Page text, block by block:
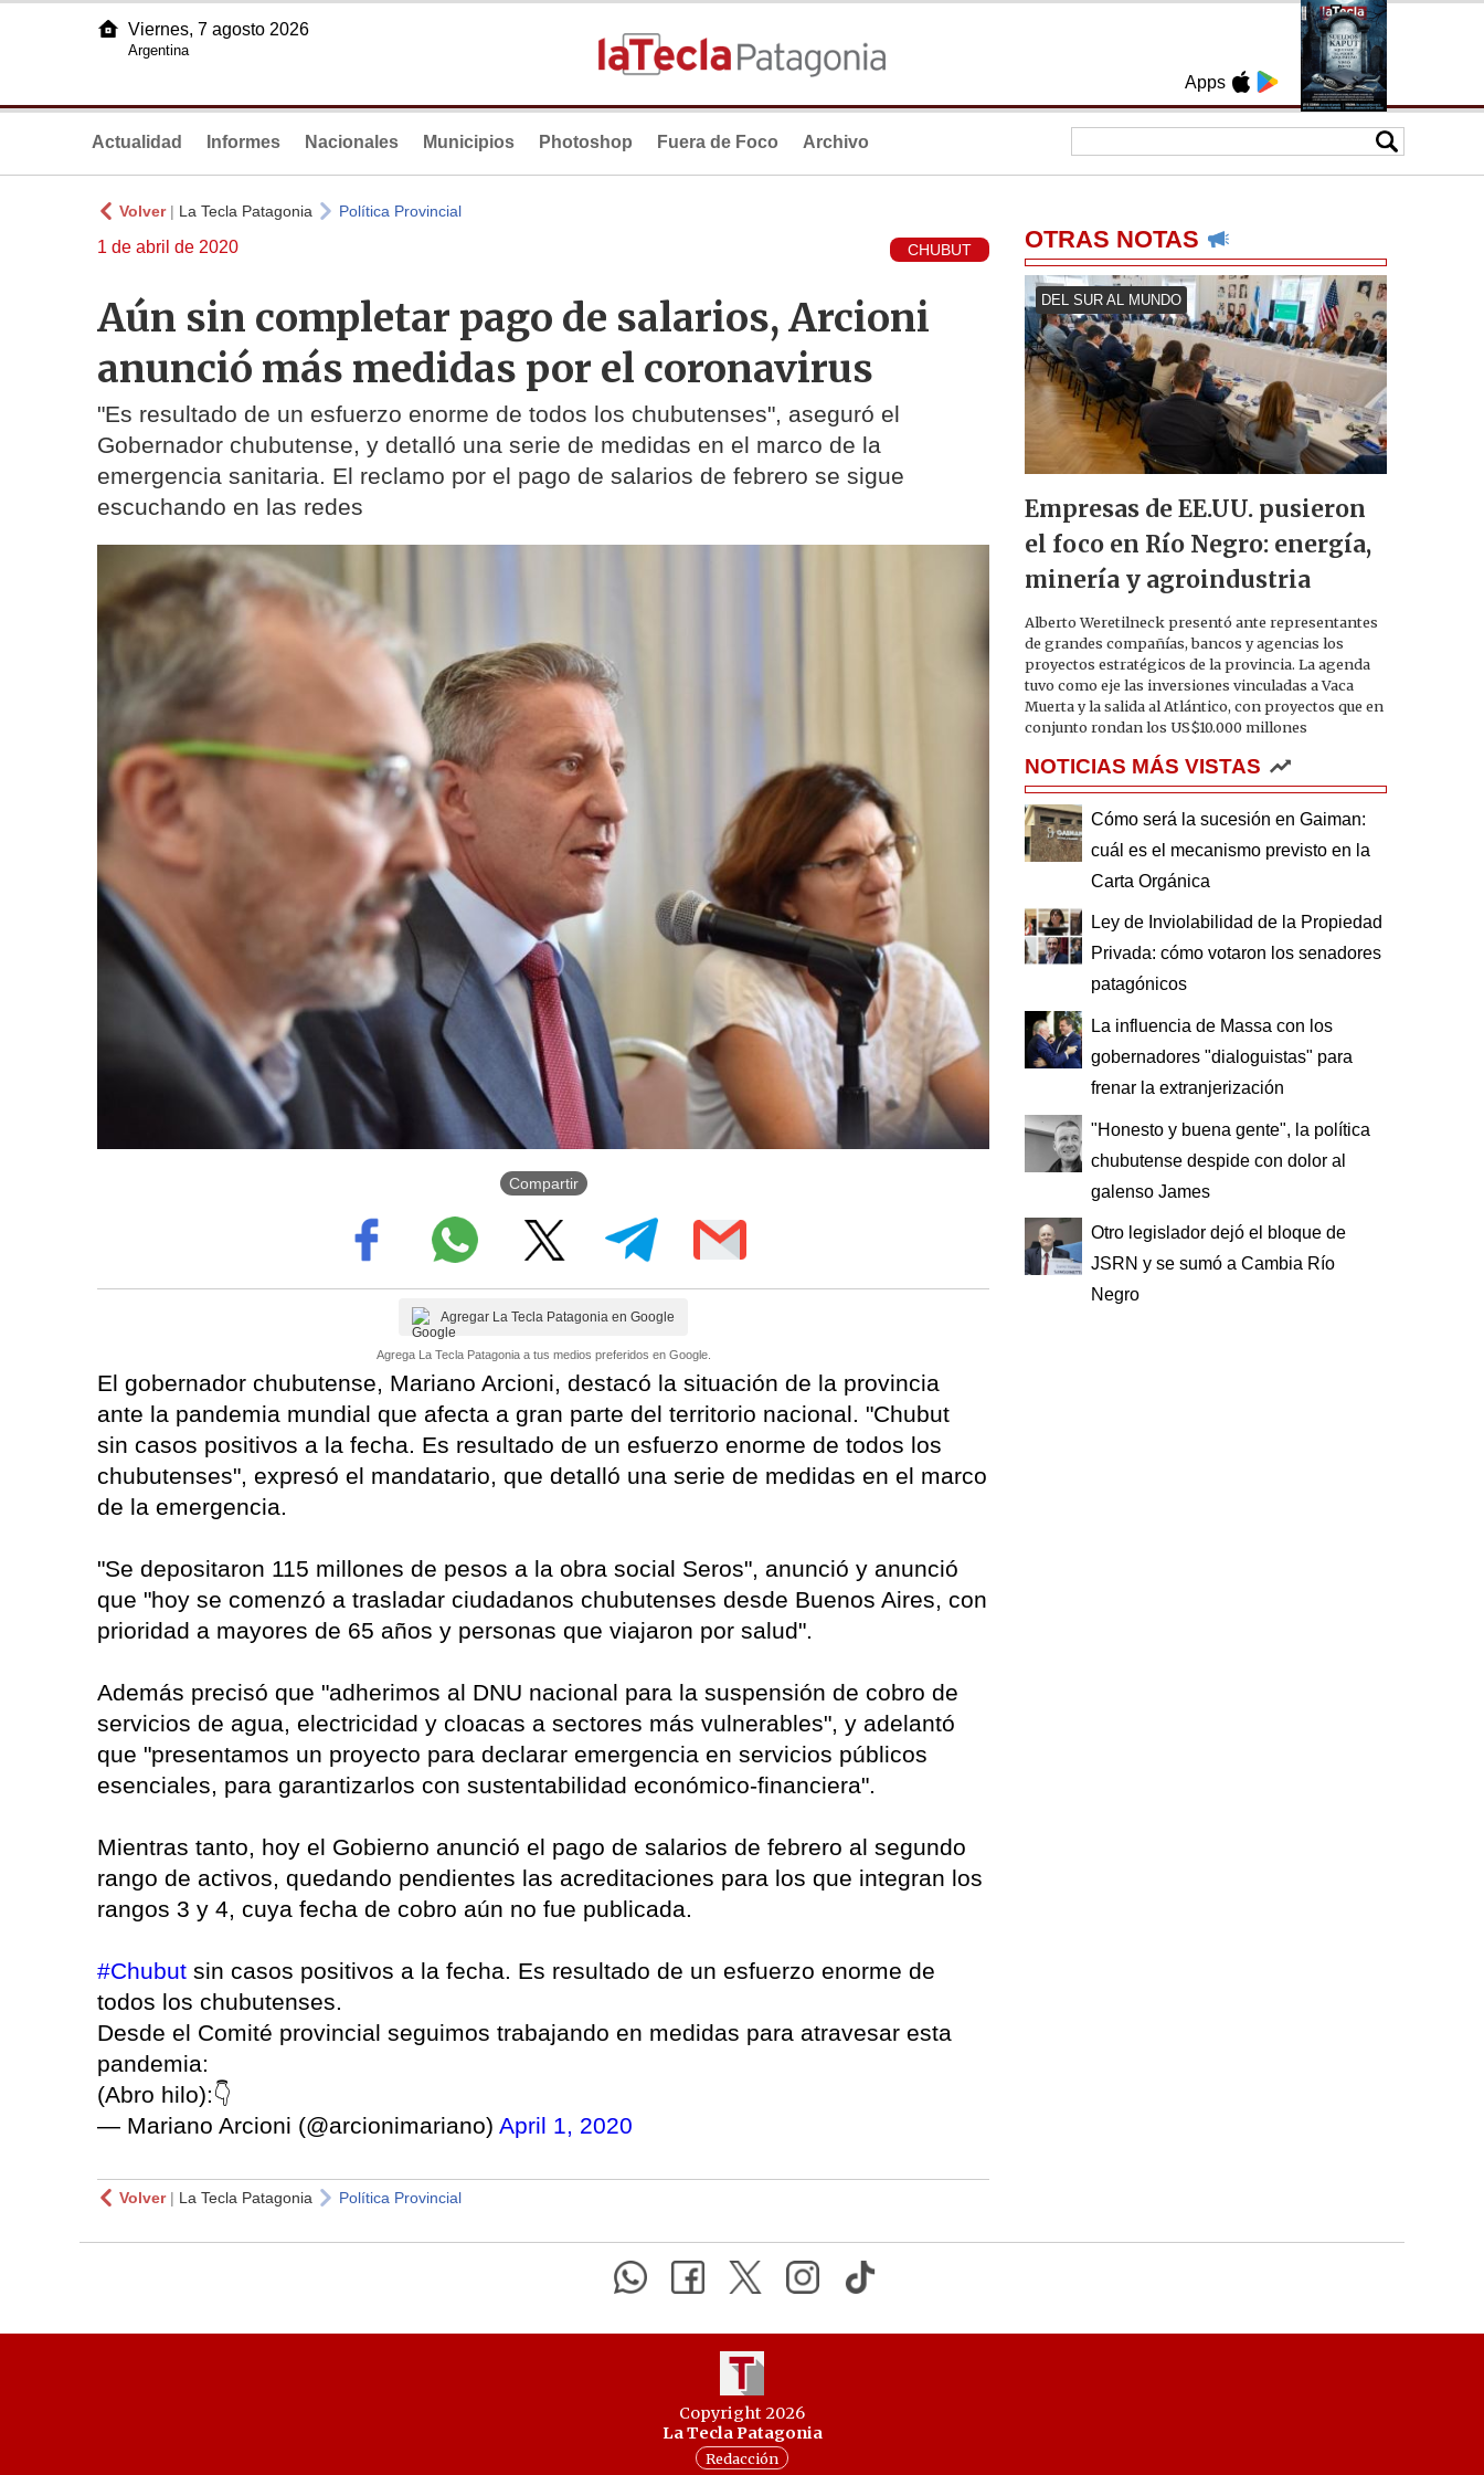
Apps
Viernes, 7 agosto 2026
Argentina
Actualidad Informes Nacionales Municipios Photoshop Fuera de Foco Archivo
Volver| La Tecla Patagonia Política Provincial
1 de abril de 2020 CHUBUT
Aún sin completar pago de salarios, Arcioni
anunció más medidas por el coronavirus
"Es resultado de un esfuerzo enorme de todos los chubutenses", aseguró el
Gobernador chubutense, y detalló una serie de medidas en el marco de la
emergencia sanitaria. El reclamo por el pago de salarios de febrero se sigue
escuchando en las redes
Compartir
Agregar La Tecla Patagonia en Google
Agrega La Tecla Patagonia a tus medios preferidos en Google.
El gobernador chubutense, Mariano Arcioni, destacó la situación de la provincia
ante la pandemia mundial que afecta a gran parte del territorio nacional. "Chubut
sin casos positivos a la fecha. Es resultado de un esfuerzo enorme de todos los
chubutenses", expresó el mandatario, que detalló una serie de medidas en el marco
de la emergencia.
"Se depositaron 115 millones de pesos a la obra social Seros", anunció y anunció
que "hoy se comenzó a trasladar ciudadanos chubutenses desde Buenos Aires, con
prioridad a mayores de 65 años y personas que viajaron por salud".
Además precisó que "adherimos al DNU nacional para la suspensión de cobro de
servicios de agua, electricidad y cloacas a sectores más vulnerables", y adelantó
que "presentamos un proyecto para declarar emergencia en servicios públicos
esenciales, para garantizarlos con sustentabilidad económico-financiera".
Mientras tanto, hoy el Gobierno anunció el pago de salarios de febrero al segundo
rango de activos, quedando pendientes las acreditaciones para los que integran los
rangos 3 y 4, cuya fecha de cobro aún no fue publicada.
#Chubut sin casos positivos a la fecha. Es resultado de un esfuerzo enorme de
todos los chubutenses.
Desde el Comité provincial seguimos trabajando en medidas para atravesar esta
pandemia:
(Abro hilo):👇
— Mariano Arcioni (@arcionimariano) April 1, 2020
Volver| La Tecla Patagonia Política Provincial
OTRAS NOTAS
DEL SUR AL MUNDO
Empresas de EE.UU. pusieron
el foco en Río Negro: energía,
minería y agroindustria
Alberto Weretilneck presentó ante representantes
de grandes compañías, bancos y agencias los
proyectos estratégicos de la provincia. La agenda
tuvo como eje las inversiones vinculadas a Vaca
Muerta y la salida al Atlántico, con proyectos que en
conjunto rondan los US$10.000 millones
NOTICIAS MÁS VISTAS
Cómo será la sucesión en Gaiman:
cuál es el mecanismo previsto en la
Carta Orgánica
Ley de Inviolabilidad de la Propiedad
Privada: cómo votaron los senadores
patagónicos
La influencia de Massa con los
gobernadores "dialoguistas" para
frenar la extranjerización
"Honesto y buena gente", la política
chubutense despide con dolor al
galenso James
Otro legislador dejó el bloque de
JSRN y se sumó a Cambia Río
Negro
Copyright 2026
La Tecla Patagonia
Redacción